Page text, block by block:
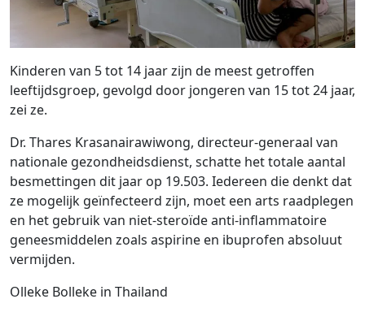
Kinderen van 5 tot 14 jaar zijn de meest getroffen
leeftijdsgroep, gevolgd door jongeren van 15 tot 24 jaar,
zei ze.
Dr. Thares Krasanairawiwong, directeur-generaal van
nationale gezondheidsdienst, schatte het totale aantal
besmettingen dit jaar op 19.503. Iedereen die denkt dat
ze mogelijk geïnfecteerd zijn, moet een arts raadplegen
en het gebruik van niet-steroïde anti-inflammatoire
geneesmiddelen zoals aspirine en ibuprofen absoluut
vermijden.
Olleke Bolleke in Thailand